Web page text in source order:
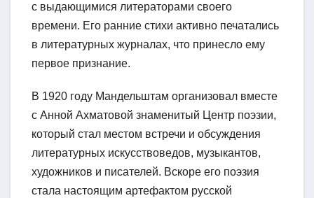
с выдающимися литераторами своего
времени. Его ранние стихи активно печатались
в литературных журналах, что принесло ему
первое признание.
В 1920 году Мандельштам организовал вместе
с Анной Ахматовой знаменитый Центр поэзии,
который стал местом встречи и обсуждения
литературных искусствоведов, музыкантов,
художников и писателей. Вскоре его поэзия
стала настоящим артефактом русской